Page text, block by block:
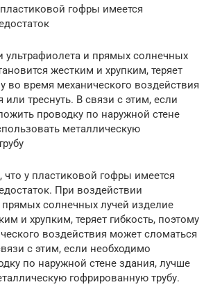
гофры имеется
ультрафиолета и прямых солнечных
жестким и хрупким, теряет
во время механического воздействия
треснуть. В связи с этим, если
проводку по наружной стене
металлическую
что у пластиковой гофры имеется
При воздействии
прямых солнечных лучей изделие
и хрупким, теряет гибкость, поэтому
воздействия может сломаться
с этим, если необходимо
по наружной стене здания, лучше
гофрированную трубу.